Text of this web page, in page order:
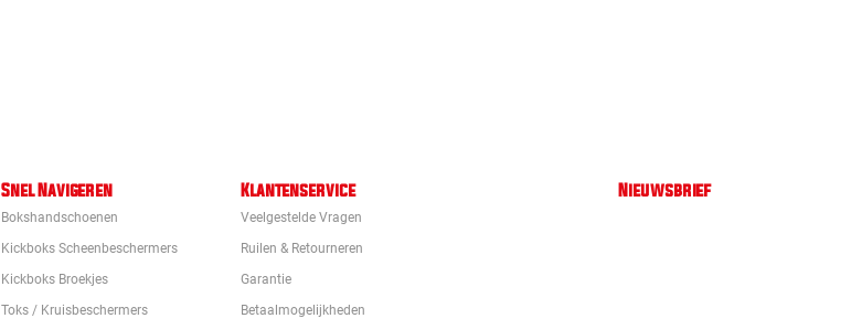
Snel Navigeren
Bokshandschoenen
Kickboks Scheenbeschermers
Kickboks Broekjes
Toks / Kruisbeschermers
Klantenservice
Veelgestelde Vragen
Ruilen & Retourneren
Garantie
Betaalmogelijkheden
Nieuwsbrief